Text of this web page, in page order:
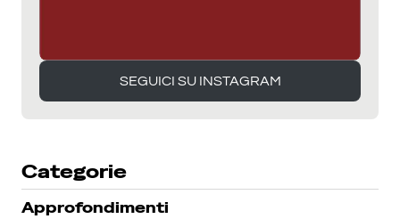
SEGUICI SU INSTAGRAM
Categorie
Approfondimenti